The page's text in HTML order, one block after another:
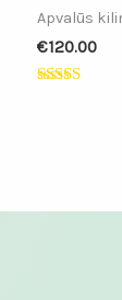
Apvalūs
€120.00